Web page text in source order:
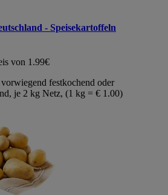
- Speisekartoffeln
von 1.99€
festkochend oder
je 2 kg Netz, (1 kg = € 1.00)